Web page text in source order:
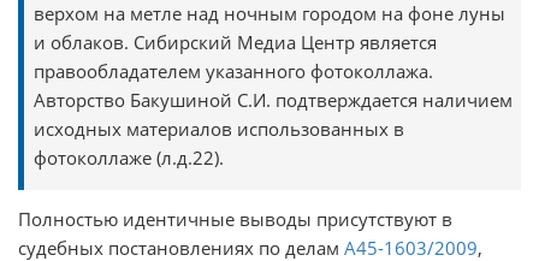
верхом на метле над ночным городом на фоне луны
и облаков. Сибирский Медиа Центр является
правообладателем указанного фотоколлажа.
Авторство Бакушиной С.И. подтверждается наличием
исходных материалов использованных в
фотоколлаже (л.д.22).
Полностью идентичные выводы присутствуют в
судебных постановлениях по делам А45-1603/2009,